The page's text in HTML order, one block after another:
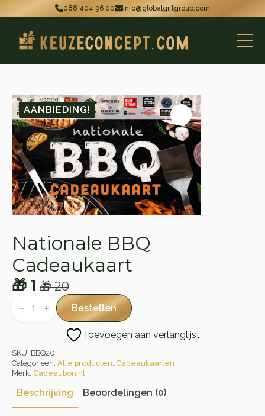
088 404 96 00 info@globalgiftgroup.com
AANBIEDING!
Nationale BBQ
Cadeaukaart
🎁20
Oorspronkelijke
prijs
🎁 20.
🎁 1
Huidige
prijs
🎁 1.
BBQ
Cadeaukaart
Bestellen
Toevoegen aan verlanglijst
SKU: BBQ20
Categorieën: Alle producten, Cadeaukaarten
Merk: Cadeaubon.nl
Beschrijving Beoordelingen (0)